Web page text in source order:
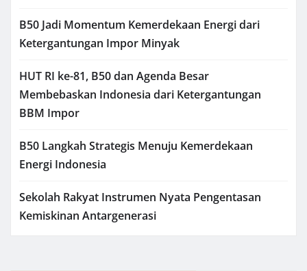
B50 Jadi Momentum Kemerdekaan Energi dari
Ketergantungan Impor Minyak
HUT RI ke-81, B50 dan Agenda Besar
Membebaskan Indonesia dari Ketergantungan
BBM Impor
B50 Langkah Strategis Menuju Kemerdekaan
Energi Indonesia
Sekolah Rakyat Instrumen Nyata Pengentasan
Kemiskinan Antargenerasi